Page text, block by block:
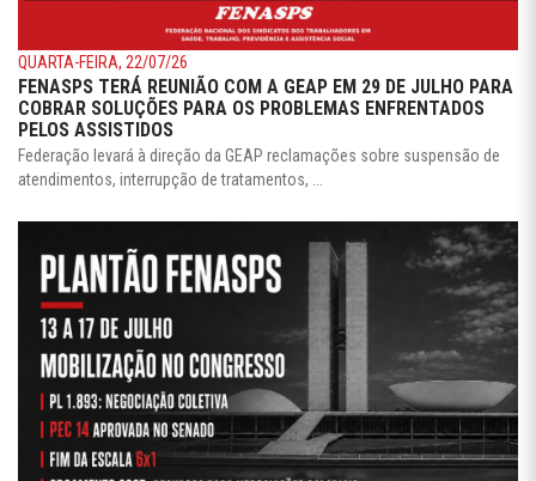
QUARTA-FEIRA, 22/07/26
FENASPS TERÁ REUNIÃO COM A GEAP EM 29 DE JULHO PARA
COBRAR SOLUÇÕES PARA OS PROBLEMAS ENFRENTADOS
PELOS ASSISTIDOS
Federação levará à direção da GEAP reclamações sobre suspensão de
atendimentos, interrupção de tratamentos, ...